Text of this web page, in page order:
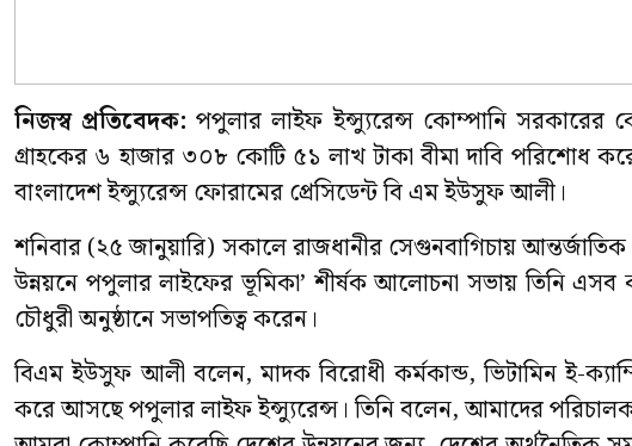
নিজস্ব প্রতিবেদক:পপুলার লাইফ ইন্স্যুরেন্স কোম্পানি সরকারের
গ্রাহকের ৬ হাজার ৩০৮ কোটি ৫১ লাখ টাকা বীমা দাবি পরিশোধ
বাংলাদেশ ইন্স্যুরেন্স ফোরামের প্রেসিডেন্ট বি এম ইউসুফ আলী।
শনিবার (২৫ জানুয়ারি) সকালে রাজধানীর সেগুনবাগিচায় আন্তর্জাতিক
উন্নয়নে পপুলার লাইফের ভূমিকা’ শীর্ষক আলোচনা সভায় তিনি
চৌধুরী অনুষ্ঠানে সভাপতিত্ব করেন।
বিএম ইউসুফ আলী বলেন, মাদক বিরোধী কর্মকান্ড, ভিটামিন ই-
করে আসছে পপুলার লাইফ ইন্স্যুরেন্স। তিনি বলেন, আমাদের